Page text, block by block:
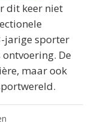
dit keer niet
jarige sporter
De
maar ook